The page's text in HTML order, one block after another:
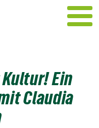
Ein
Claudia